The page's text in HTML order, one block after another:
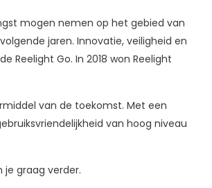
mogen nemen op het gebied van
jaren. Innovatie, veiligheid en
Reelight Go. In 2018 won Reelight
van de toekomst. Met een
van hoog niveau
je graag verder.